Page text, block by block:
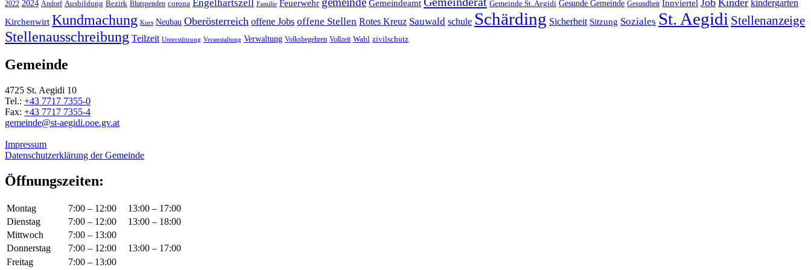
2022 2024 Andorf Ausbildung Bezirk Blutspenden corona Engelhartszell Familie Feuerwehr Gemeindeamt Gemeinde St. Aegidi Gesunde Gemeinde Gesundheit Innviertel
kindergarten
Kirchenwirt Kundmachung Kurs Neubau Oberösterreich offene Jobs offene Stellen Rotes Kreuz Sauwald schule Schärding Sicherheit Sitzung Soziales St. Aegidi Stellenanzeige
Stellenausschreibung Teilzeit Unterstützung Veranstaltung Verwaltung Volksbegehren Vollzeit Wahl zivilschutz
Gemeinde
4725 St. Aegidi 10
Tel.: +43 7717 7355-0
Fax: +43 7717 7355-4
gemeinde@st-aegidi.ooe.gv.at
Impressum
Datenschutzerklärung der Gemeinde
Öffnungszeiten:
Montag 7:00 – 12:00
13:00 – 17:00
Dienstag
7:00 – 12:00
13:00 – 18:00
Mittwoch
7:00 – 13:00
Donnerstag
7:00 – 12:00
13:00 – 17:00
Freitag
7:00 – 13:00